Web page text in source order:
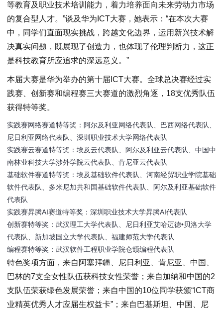
等教育及职业技术培训能力，着力培养面向未来劳动力市场
的复合型人才。”谈及华为ICT大赛，她表示：“在本次大赛
中，同学们直面现实挑战，跨越文化边界，运用新兴技术解
决真实问题，既展现了创造力，也体现了伦理判断力，这正
是科技教育所应追求的深远意义。”
本届大赛是华为举办的第十届ICT大赛。全球总决赛经过实
践赛、创新赛和编程赛三大赛道的激烈角逐，18支优秀队伍
获得特等奖。
实践赛网络赛道特等奖：阿尔及利亚网络代表队、巴西网络代表队、
尼日利亚网络代表队、深圳职业技术大学网络代表队
实践赛云赛道特等奖：埃及云代表队、阿尔及利亚云代表队、中国中
南林业科技大学涉外学院云代表队、肯尼亚云代表队
基础软件赛道特等奖：埃及基础软件代表队、河南经贸职业学院基础
软件代表队、多米尼加共和国基础软件代表队、阿尔及利亚基础软件
代表队
实践赛昇腾AI赛道特等奖：深圳职业技术大学昇腾AI代表队
创新赛特等奖：武汉理工大学代表队、尼日利亚艾哈迈德•贝洛大学
代表队、新加坡国立大学代表队、福建师范大学代表队
编程赛特等奖：武汉软件工程职业学院仓颉编程代表队
特色奖项方面，来自阿塞拜疆、尼日利亚、肯尼亚、中国、
巴林的7支全女性队伍获科技女性荣誉；来自加纳和中国的2
支队伍荣获绿色发展荣誉；来自中国的10位同学获颁“ICT商
业精英优秀人才应届生权益卡”；来自巴基斯坦、中国、尼